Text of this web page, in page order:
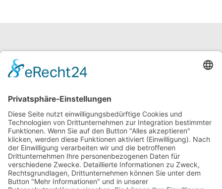
neuroraum Fortbildung
Gerhard Müller
Semmelstraße 36 / 38
97070 Würzburg
Tel: +49 (0) 931 46 07 90 33
info@neuroraum.de